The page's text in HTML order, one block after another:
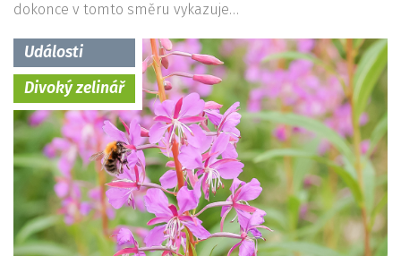
dokonce v tomto směru vykazuje…
Události
Divoký zelinář